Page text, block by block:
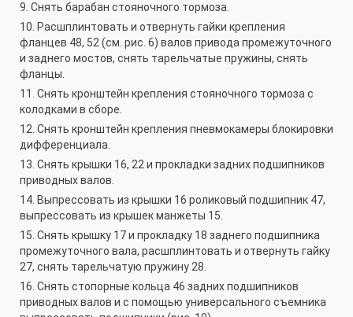
9. Снять барабан стояночного тормоза.
10. Расшплинтовать и отвернуть гайки крепления
фланцев 48, 52 (см. рис. 6) валов привода промежуточного
и заднего мостов, снять тарельчатые пружины, снять
фланцы.
11. Снять кронштейн крепления стояночного тормоза с
колодками в сборе.
12. Снять кронштейн крепления пневмокамеры блокировки
дифференциала.
13. Снять крышки 16, 22 и прокладки задних подшипников
приводных валов.
14. Выпрессовать из крышки 16 роликовый подшипник 47,
выпрессовать из крышек манжеты 15.
15. Снять крышку 17 и прокладку 18 заднего подшипника
промежуточного вала, расшплинтовать и отвернуть гайку
27, снять тарельчатую пружину 28.
16. Снять стопорные кольца 46 задних подшипников
приводных валов и с помощью универсального съемника